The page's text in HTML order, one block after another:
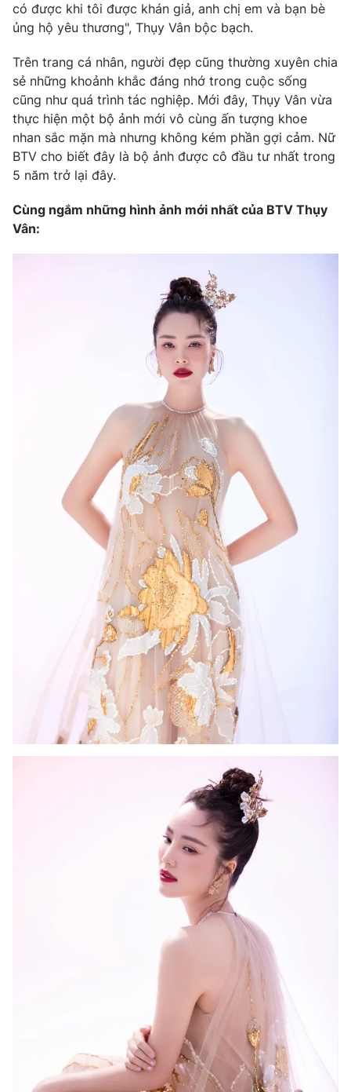
Emagazine Podcast
Photo Infographic
Video Shorts video
VTV Money VTV Thể thao
Vươn mình bằng AI
VTV8
English
THỜI BÁO VTV
Theo dõi báo trên
Cơ quan chủ quản: Đài Truyền hình Việt Nam
Thời báo VTV
Giấy phép hoạt động báo in và báo điện tử số 483/GP-BTTTT
cấp ngày 29/12/2023
Vũ Thanh Thủy
Phó Tổng Biên tập:Nguyễn Thị Mỹ Hạnh, Phạm Quốc Thắng,
Nguyễn Trọng Ninh
Tổng đài VTV:024.38 355 931 - 024.38 355 932
Ðiện thoại Thời báo VTV:024.66 897 897
024-7300.7108
® Cấm sao chép dưới mọi hình thức nếu không có sự chấp
thuận bằng văn bản. Ghi rõ nguồn VTV.vn khi phát hành lại
thông tin từ website này.
có được khi tôi được khán giả, anh chị em và bạn bè
ủng hộ yêu thương", Thụy Vân bộc bạch.
Trên trang cá nhân, người đẹp cũng thường xuyên chia
sẻ những khoảnh khắc đáng nhớ trong cuộc sống
cũng như quá trình tác nghiệp. Mới đây, Thụy Vân vừa
thực hiện một bộ ảnh mới vô cùng ấn tượng khoe
nhan sắc mặn mà nhưng không kém phần gợi cảm. Nữ
BTV cho biết đây là bộ ảnh được cô đầu tư nhất trong
5 năm trở lại đây.
Cùng ngắm những hình ảnh mới nhất của BTV Thụy
Vân: